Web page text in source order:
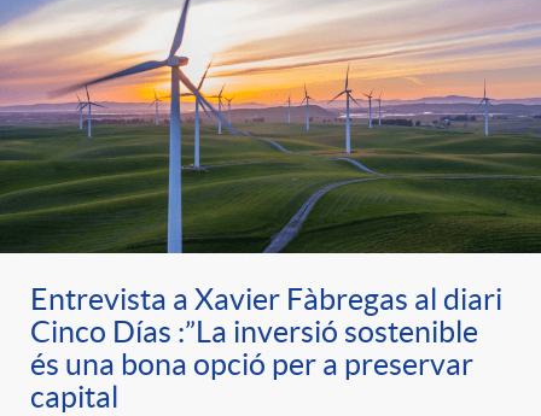
Entrevista a Xavier Fàbregas al diari
Cinco Días :”La inversió sostenible
és una bona opció per a preservar
capital